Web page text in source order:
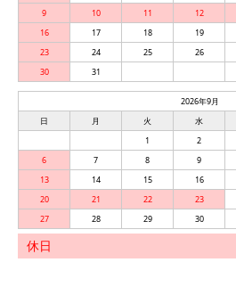
9
10 11 12
16
17 18 19
23
24 25 26
30
31
2026年9月
日
月 火 水
1
2
6
7 8 9
13
14 15 16
20
21 22 23
27
28 29 30
休日